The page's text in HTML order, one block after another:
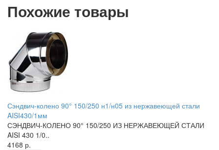
Похожие товары
Сэндвич-колено 90° 150/250 н1/н05 из нержавеющей стали
AISI430/1мм
СЭНДВИЧ-КОЛЕНО 90° 150/250 ИЗ НЕРЖАВЕЮЩЕЙ СТАЛИ
AISI 430 1/0..
4168 р.